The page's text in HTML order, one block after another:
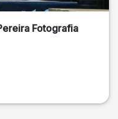
Fotografia